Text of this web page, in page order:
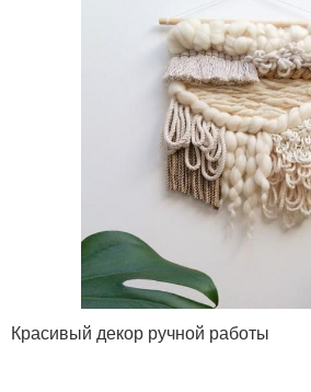
Красивый декор ручной работы